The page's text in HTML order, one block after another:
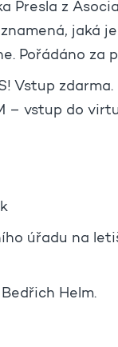
Presla z
jaká
Pořádáno za
Vstup
– vstup do
úřadu na
Helm.